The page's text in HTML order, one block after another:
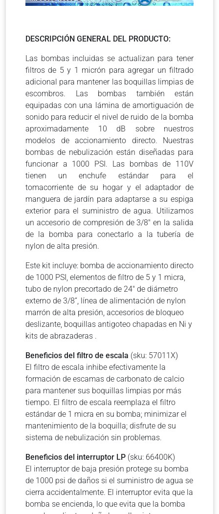
DESCRIPCIÓN GENERAL DEL PRODUCTO:
Las bombas incluidas se actualizan para tener
filtros de 5 y 1 micrón para agregar un filtrado
adicional para mantener las boquillas limpias de
escombros. Las bombas también están
equipadas con una lámina de amortiguación de
sonido para reducir el nivel de ruido de la bomba
aproximadamente 10 dB sobre nuestros
modelos de accionamiento directo. Nuestras
bombas de nebulización están diseñadas para
funcionar a 1000 PSI. Las bombas de 110V
tienen un enchufe estándar para el
tomacorriente de su hogar y el adaptador de
manguera de jardín para adaptarse a su espiga
exterior para el suministro de agua. Utilizamos
un accesorio de compresión de 3/8″ en la salida
de la bomba para conectarlo a la tubería de
nylon de alta presión.
Este kit incluye: bomba de accionamiento directo
de 1000 PSI, elementos de filtro de 5 y 1 micra,
tubo de nylon precortado de 24″ de diámetro
externo de 3/8”, línea de alimentación de nylon
marrón de alta presión, accesorios de bloqueo
deslizante, boquillas antigoteo chapadas en Ni y
kits de abrazaderas .
Beneficios del filtro de escala (sku: 57011X)
El filtro de escala inhibe efectivamente la
formación de escamas de carbonato de calcio
para mantener sus boquillas limpias por más
tiempo. El filtro de escala reemplaza el filtro
estándar de 1 micra en su bomba; minimizar el
mantenimiento de la boquilla; disfrute de su
sistema de nebulización sin problemas.
Beneficios del interruptor LP (sku: 66400K)
El interruptor de baja presión protege su bomba
de 1000 psi de daños si el suministro de agua se
cierra accidentalmente. El interruptor evita que la
bomba se encienda, lo que evita que la bomba